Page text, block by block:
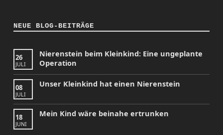
NEUE BLOG-BEITRÄGE
26
JULI
Nierenstein beim Kleinkind: Eine ungeplante
Operation
08
JULI
Unser Kleinkind hat einen Nierenstein
18
JUNI
Mein Kind wäre beinahe ertrunken